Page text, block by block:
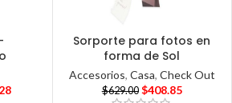
Sorporte para fotos en
forma de Sol
Accesorios, Casa, Check Out
$629.00 $408.85